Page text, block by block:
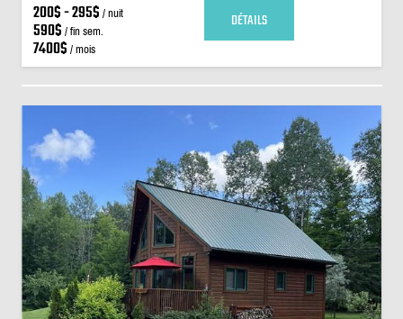
200$ - 295$ / nuit
590$ / fin sem.
7400$ / mois
DÉTAILS